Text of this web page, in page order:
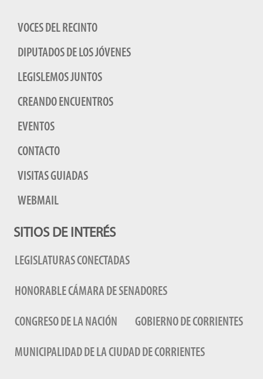
VOCES DEL RECINTO
DIPUTADOS DE LOS JÓVENES
LEGISLEMOS JUNTOS
CREANDO ENCUENTROS
EVENTOS
CONTACTO
VISITAS GUIADAS
WEBMAIL
SITIOS DE INTERÉS
LEGISLATURAS CONECTADAS
HONORABLE CÁMARA DE SENADORES
CONGRESO DE LA NACIÓN GOBIERNO DE CORRIENTES
MUNICIPALIDAD DE LA CIUDAD DE CORRIENTES